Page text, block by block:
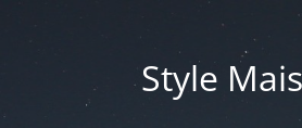
Style